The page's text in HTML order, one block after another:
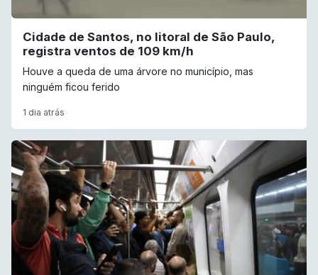
Cidade de Santos, no litoral de São Paulo,
registra ventos de 109 km/h
Houve a queda de uma árvore no município, mas
ninguém ficou ferido
1 dia atrás